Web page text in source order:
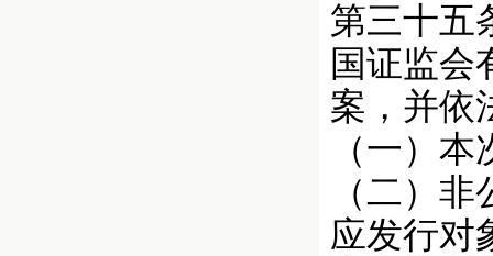
第三十五
国证监会
案，并依
（一）
（二）
应发行对